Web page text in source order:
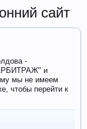
сайт
-
и
мы не имеем
чтобы перейти к